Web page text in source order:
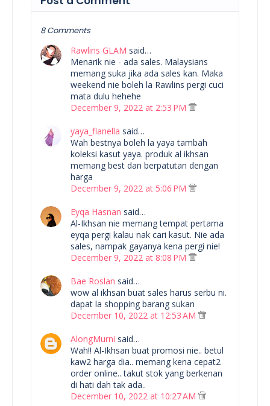
8 Comments
Rawlins GLAM said…
Menarik nie - ada sales. Malaysians
memang suka jika ada sales kan. Maka
weekend nie boleh la Rawlins pergi cuci
mata dulu hehehe
December 9, 2022 at 2:53 PM
yaya_flanella said…
Wah bestnya boleh la yaya tambah
koleksi kasut yaya. produk al ikhsan
memang best dan berpatutan dengan
harga
December 9, 2022 at 5:06 PM
Eyqa Hasnan said…
Al-Ikhsan nie memang tempat pertama
eyqa pergi kalau nak cari kasut. Nie ada
sales, nampak gayanya kena pergi nie!
December 9, 2022 at 8:08 PM
Bae Roslan said…
wow al ikhsan buat sales harus serbu ni.
dapat la shopping barang sukan
December 10, 2022 at 12:53 AM
AlongMurni said…
Wah!! Al-Ikhsan buat promosi nie.. betul
kaw2 harga dia.. memang kena cepat2
order online.. takut stok yang berkenan
di hati dah tak ada..
December 10, 2022 at 10:27 AM